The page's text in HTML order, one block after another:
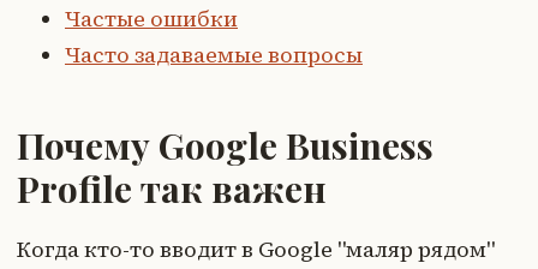
Частые ошибки
Часто задаваемые вопросы
Почему Google Business
Profile так важен
Когда кто-то вводит в Google "маляр рядом"